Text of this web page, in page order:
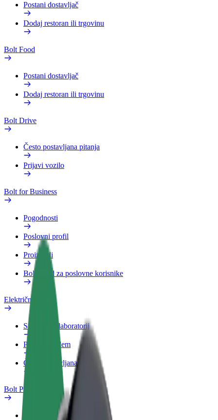
Postani dostavljač
Dodaj restoran ili trgovinu
Bolt Food
Postani dostavljač
Dodaj restoran ili trgovinu
Bolt Drive
Često postavljana pitanja
Prijavi vozilo
Bolt for Business
Pogodnosti
Poslovni profil
Proizvodi
Bolt Food za poslovne korisnike
Električni bicikli
Sigurnosni laboratorij
Prijavi problem
Često postavljana pitanja
Bolt Plus
Pogodnosti